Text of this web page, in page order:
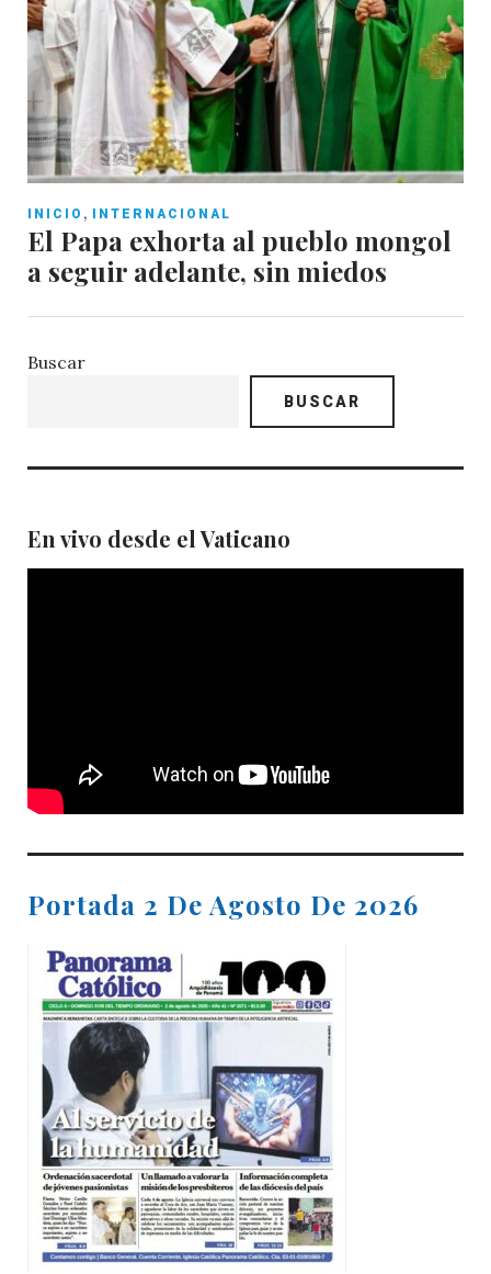
INICIO , INTERNACIONAL
El Papa exhorta al pueblo mongol
a seguir adelante, sin miedos
Buscar
BUSCAR
En vivo desde el Vaticano
Portada 2 De Agosto De 2026